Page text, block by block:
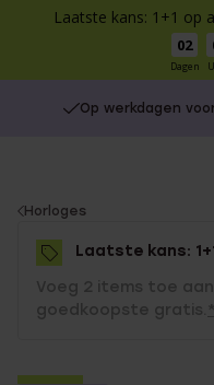
Laatste kans: 1+1 op
02
Dagen
Op werkdagen
You
are
here:
Horloges
Laatste kans:
Voeg 2 items toe
goedkoopste gratis. *